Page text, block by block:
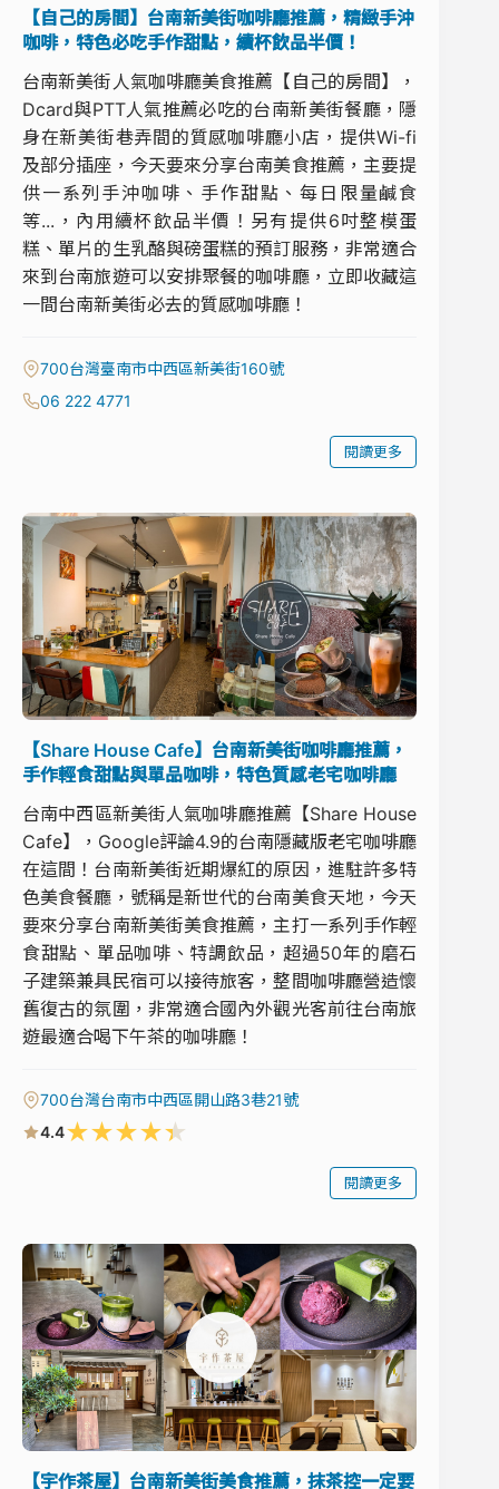
【自己的房間】台南新美街咖啡廳推薦，精緻手沖
咖啡，特色必吃手作甜點，續杯飲品半價！
台南新美街人氣咖啡廳美食推薦【自己的房間】，
Dcard與PTT人氣推薦必吃的台南新美街餐廳，隱
身在新美街巷弄間的質感咖啡廳小店，提供Wi-fi
及部分插座，今天要來分享台南美食推薦，主要提
供一系列手沖咖啡、手作甜點、每日限量鹹食
等...，內用續杯飲品半價！另有提供6吋整模蛋
糕、單片的生乳酪與磅蛋糕的預訂服務，非常適合
來到台南旅遊可以安排聚餐的咖啡廳，立即收藏這
一間台南新美街必去的質感咖啡廳！
700台灣臺南市中西區新美街160號
06 222 4771
閱讀更多
【Share House Cafe】台南新美街咖啡廳推薦，
手作輕食甜點與單品咖啡，特色質感老宅咖啡廳
台南中西區新美街人氣咖啡廳推薦【Share House
Cafe】，Google評論4.9的台南隱藏版老宅咖啡廳
在這間！台南新美街近期爆紅的原因，進駐許多特
色美食餐廳，號稱是新世代的台南美食天地，今天
要來分享台南新美街美食推薦，主打一系列手作輕
食甜點、單品咖啡、特調飲品，超過50年的磨石
子建築兼具民宿可以接待旅客，整間咖啡廳營造懷
舊復古的氛圍，非常適合國內外觀光客前往台南旅
遊最適合喝下午茶的咖啡廳！
700台灣台南市中西區開山路3巷21號
4.4★★★★★
閱讀更多
【宇作茶屋】台南新美街美食推薦，抹茶控一定要